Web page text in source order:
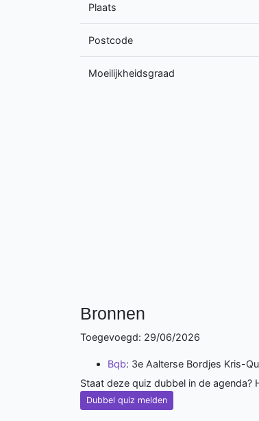
Plaats
Postcode
Moeilijkheidsgraad
Bronnen
Toegevoegd: 29/06/2026
Bqb: 3e Aalterse Bordjes Kris-
Staat deze quiz dubbel in de
Dubbel quiz melden